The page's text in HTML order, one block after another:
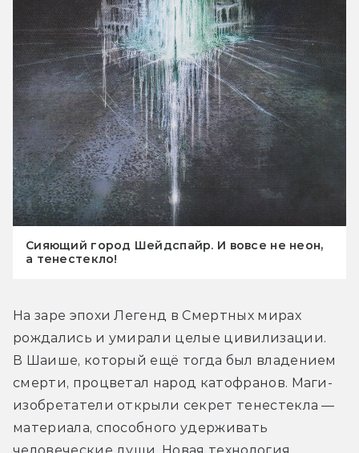
Сияющий город Шейдспайр. И вовсе не неон,
а тенестекло!
На заре эпохи Легенд в Смертных мирах
рождались и умирали целые цивилизации.
В Шаише, который ещё тогда был владением
смерти, процветал народ катофранов. Маги-
изобретатели открыли секрет тенестекла —
материала, способного удерживать
человеческие души. Новая технология